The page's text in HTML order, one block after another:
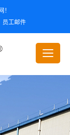
！
员工邮件